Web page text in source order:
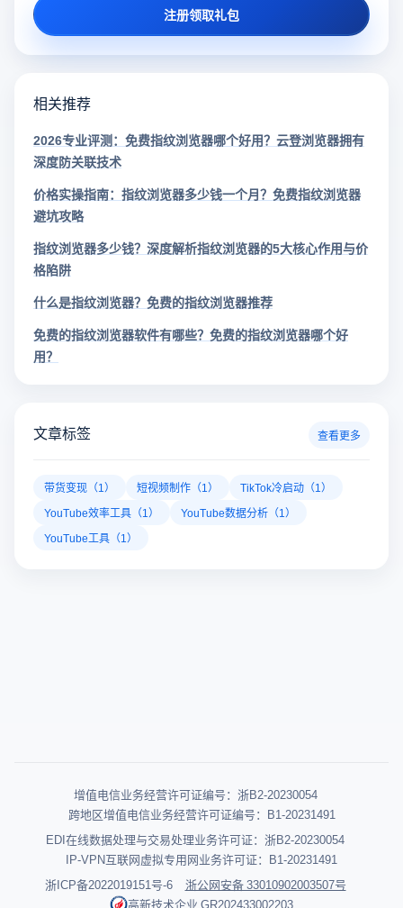
注册领取礼包
相关推荐
2026专业评测：免费指纹浏览器哪个好用？云登浏览器拥有
深度防关联技术
价格实操指南：指纹浏览器多少钱一个月？免费指纹浏览器
避坑攻略
指纹浏览器多少钱？深度解析指纹浏览器的5大核心作用与价
格陷阱
什么是指纹浏览器？免费的指纹浏览器推荐
免费的指纹浏览器软件有哪些？免费的指纹浏览器哪个好
用？
文章标签 查看更多
带货变现（1） 短视频制作（1）
TikTok冷启动（1）
YouTube效率工具（1）
YouTube数据分析（1）
YouTube工具（1）
增值电信业务经营许可证编号：浙B2-20230054
跨地区增值电信业务经营许可证编号：B1-20231491
EDI在线数据处理与交易处理业务许可证：浙B2-20230054
IP-VPN互联网虚拟专用网业务许可证：B1-20231491
浙ICP备2022019151号-6
浙公网安备 33010902003507号
高新技术企业 GR202433002203